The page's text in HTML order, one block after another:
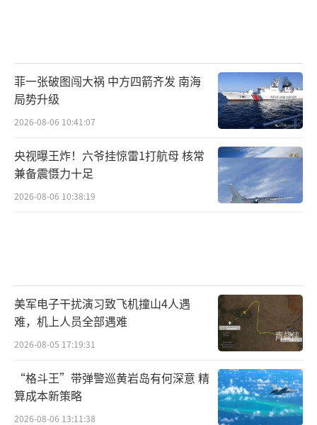
菲一张破图闯大祸 中方四箭齐发 南海
局势升级
2026-08-06 10:41:07
央视曝王炸！六爷挂惊雷1打航母 核常
兼备震慑力十足
2026-08-06 10:38:19
美军电子干扰演习致飞机撞山4人遇
难，机上人员全部遇难
2026-08-05 17:19:31
“格斗王”带弹警巡黄岩岛有何深意 精
算成本新策略
2026-08-06 13:11:38